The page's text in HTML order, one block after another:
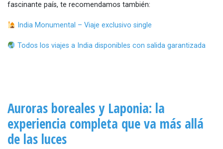
fascinante país, te recomendamos también:
India Monumental – Viaje exclusivo single
Todos los viajes a India disponibles con salida garantizada
Auroras boreales y Laponia: la
experiencia completa que va más allá
de las luces